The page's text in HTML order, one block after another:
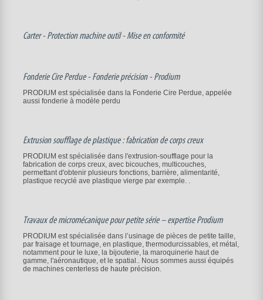
Carter - Protection machine outil - Mise en conformité
Fonderie Cire Perdue - Fonderie précision - Prodium
PRODIUM est spécialisée dans la Fonderie Cire Perdue, appelée
aussi fonderie à modèle perdu
Extrusion soufflage de plastique : fabrication de corps creux
PRODIUM est spécialisée dans l'extrusion-soufflage pour la
fabrication de corps creux, avec bicouches, multicouches,
permettant d'obtenir plusieurs fonctions, barrière, alimentarité,
plastique recyclé ave plastique vierge par exemple. .
Travaux de micromécanique pour petite série – expertise Prodium
PRODIUM est spécialisée dans l’usinage de pièces de petite taille,
par fraisage et tournage, en plastique, thermodurcissables, et métal,
notamment pour le luxe, la bijouterie, la maroquinerie haut de
gamme, l'aéronautique, et le spatial.. Nous sommes aussi équipés
de machines centerless de haute précision.